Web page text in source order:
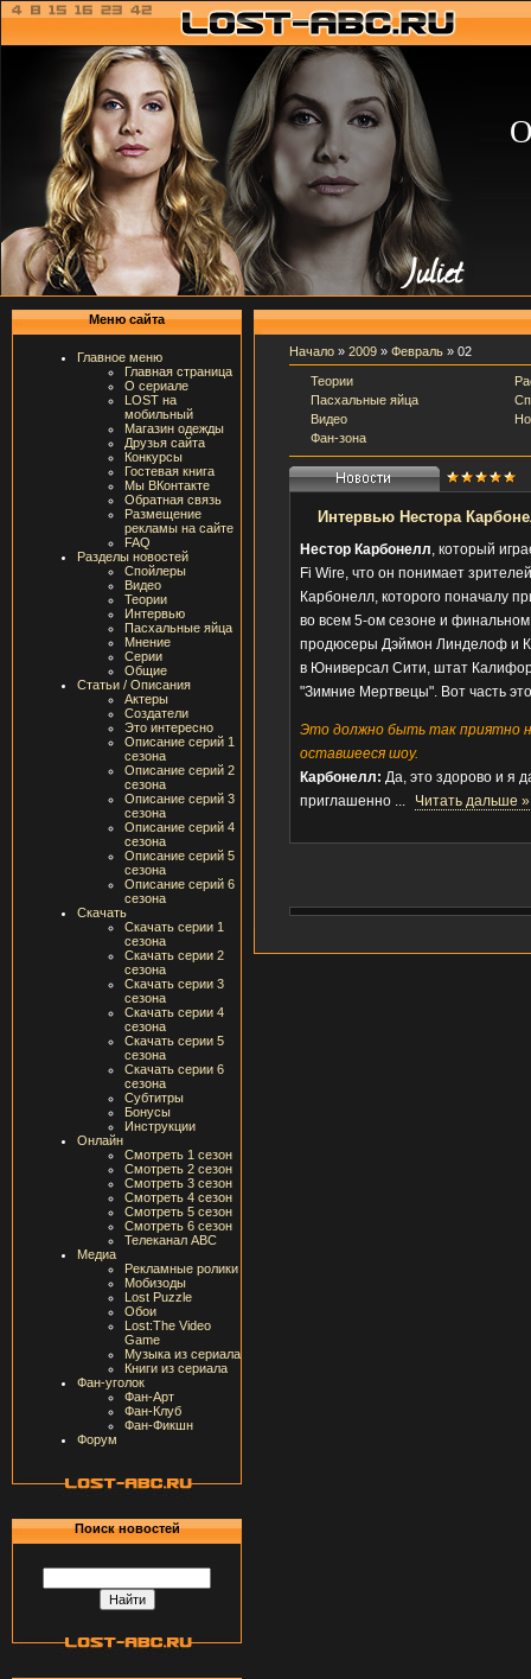
Меню сайта
Главное меню
Главная страница
О сериале
LOST на
мобильный
Магазин одежды
Друзья сайта
Конкурсы
Гостевая книга
Мы ВКонтакте
Обратная связь
Размещение
рекламы на сайте
FAQ
Разделы новостей
Спойлеры
Видео
Теории
Интервью
Пасхальные яйца
Мнение
Серии
Общие
Статьи / Описания
Актеры
Создатели
Это интересно
Описание серий 1
сезона
Описание серий 2
сезона
Описание серий 3
сезона
Описание серий 4
сезона
Описание серий 5
сезона
Описание серий 6
сезона
Скачать
Скачать серии 1
сезона
Скачать серии 2
сезона
Скачать серии 3
сезона
Скачать серии 4
сезона
Скачать серии 5
сезона
Скачать серии 6
сезона
Субтитры
Бонусы
Инструкции
Онлайн
Смотреть 1 сезон
Смотреть 2 сезон
Смотреть 3 сезон
Смотреть 4 сезон
Смотреть 5 сезон
Смотреть 6 сезон
Телеканал ABC
Медиа
Рекламные ролики
Мобизоды
Lost Puzzle
Обои
Lost:The Video
Game
Музыка из сериала
Книги из сериала
Фан-уголок
Фан-Арт
Фан-Клуб
Фан-Фикшн
Форум
Поиск новостей
Начало » 2009 » Февраль » 02
Теории
Пасхальные яйца
Видео
Фан-зона
Интервью Нестора
Нестор Карбонелл, который
Fi Wire, что он понимает
Карбонелл, которого поначалу
во всем 5-ом сезоне и
продюсеры Дэймон Линделоф и
в Юниверсал Сити, штат
"Зимние Мертвецы". Вот часть
Это должно быть так приятно
оставшееся шоу.
Карбонелл: Да, это здорово и я
приглашенно ... Читать дальше »